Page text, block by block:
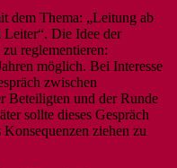
dem Thema: „Leitung ab
Die Idee der
reglementieren:
möglich. Bei Interesse
zwischen
Beteiligten und der Runde
sollte dieses Gespräch
ziehen zu